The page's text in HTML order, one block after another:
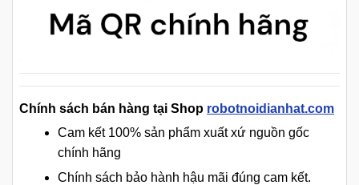
Chính sách bán hàng tại Shop robotnoidianhat.com
Cam kết 100% sản phẩm xuất xứ nguồn gốc
chính hãng
Chính sách bảo hành hậu mãi đúng cam kết.